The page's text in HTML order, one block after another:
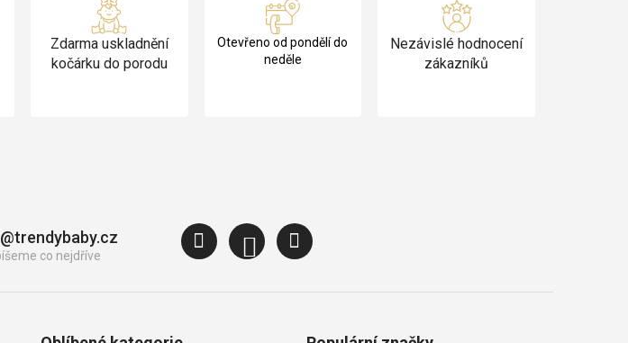
Zdarma uskladnění
kočárku do porodu
Otevřeno od pondělí do
neděle
Nezávislé hodnocení
zákazníků
@trendybaby.cz